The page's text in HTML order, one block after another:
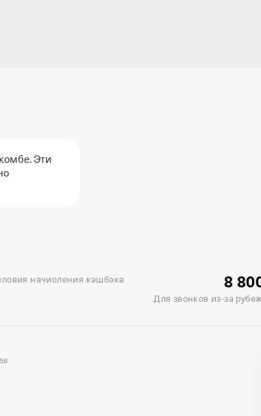
Эти
Отель Soluxe в Москве
Отель
начисления кэшбэка 8
Для звонков из-за